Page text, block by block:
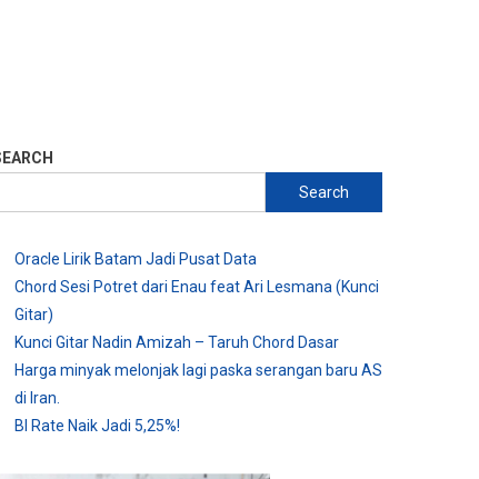
Search
Oracle Lirik Batam Jadi Pusat Data
Chord Sesi Potret dari Enau feat Ari Lesmana (Kunci
Gitar)
Kunci Gitar Nadin Amizah – Taruh Chord Dasar
Harga minyak melonjak lagi paska serangan baru AS
di Iran.
BI Rate Naik Jadi 5,25%!